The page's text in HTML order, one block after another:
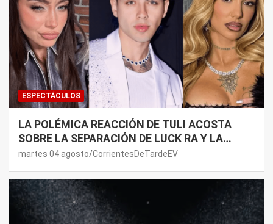
ESPECTÁCULOS
LA POLÉMICA REACCIÓN DE TULI ACOSTA
SOBRE LA SEPARACIÓN DE LUCK RA Y LA
JOAQUI: “¿MI VERDAD?”
martes 04 agosto CorrientesDeTardeEV